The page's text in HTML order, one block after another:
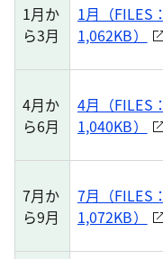
1月か
ら3月
1月（FILES：
1,062KB）
4月か
ら6月
4月（FILES：
1,040KB）
7月か
ら9月
7月（FILES：
1,072KB）